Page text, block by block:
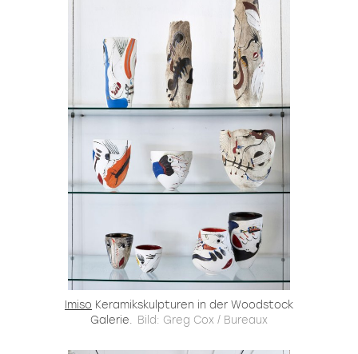
Imiso Keramikskulpturen in der Woodstock
Galerie. Bild: Greg Cox / Bureaux